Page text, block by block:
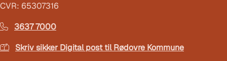
CVR: 65307316
3637 7000
Skriv sikker Digital post til Rødovre Kommune